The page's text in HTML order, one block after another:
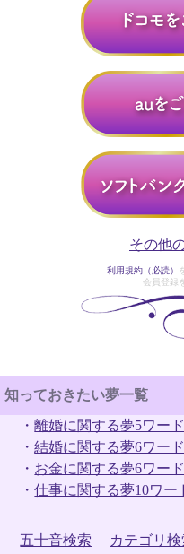
その他
利用規約（必読）
会員登録
知っておきたい夢一覧
・離婚に関する夢5ワード
・結婚に関する夢6ワード
・ お金に関する夢6ワード
・仕事に関する夢10ワー
五十音検索 カテゴリ検